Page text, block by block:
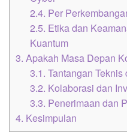
2.4. Per
2.5. Etika dan
Kuantum
3. Apakah Masa Depan
3.1. Tantangan Teknis
3.2. Kolaborasi dan
3.3. Penerimaan dan
4. Kesimpulan